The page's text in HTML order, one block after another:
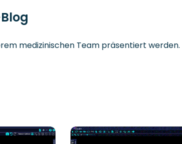
medizinischen Team präsentiert werden.